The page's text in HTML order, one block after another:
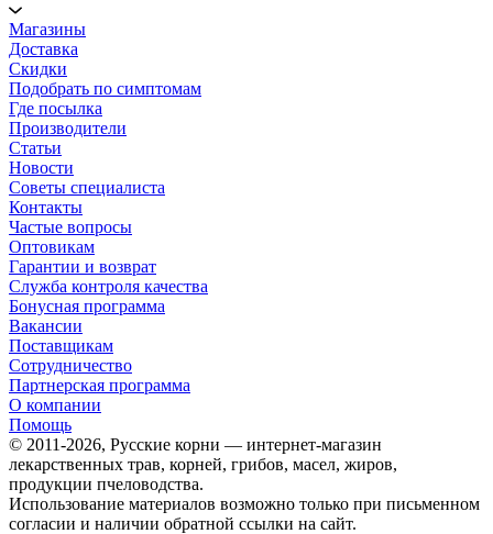
Магазины
Доставка
Скидки
Подобрать по симптомам
Где посылка
Производители
Статьи
Новости
Советы специалиста
Контакты
Частые вопросы
Оптовикам
Гарантии и возврат
Служба контроля качества
Бонусная программа
Вакансии
Поставщикам
Сотрудничество
Партнерская программа
О компании
Помощь
© 2011-2026, Русские корни — интернет-магазин
лекарственных трав, корней, грибов, масел, жиров,
продукции пчеловодства.
Использование материалов возможно только при письменном
согласии и наличии обратной ссылки на сайт.